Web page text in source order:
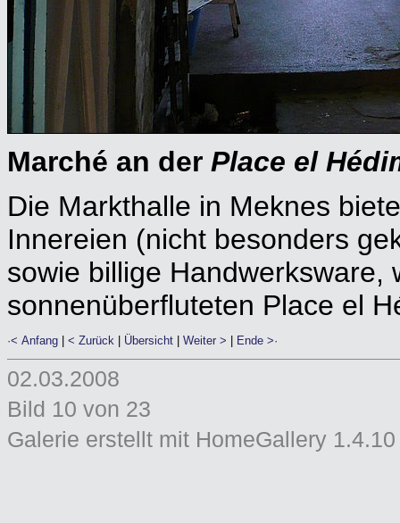
Marché an der Place el
Die Markthalle in Meknes
Innereien (nicht besonders
sowie billige Handwerksware,
sonnenüberfluteten Place el
·< Anfang < Zurück Übersicht Weiter > Ende >·
02.03.2008
Bild 10 von 23
Galerie erstellt mit HomeGallery 1.4.10